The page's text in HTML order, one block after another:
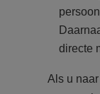
directe
Als u